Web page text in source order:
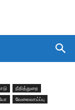
நீதித்துறை
வேலைவாய்ப்பு